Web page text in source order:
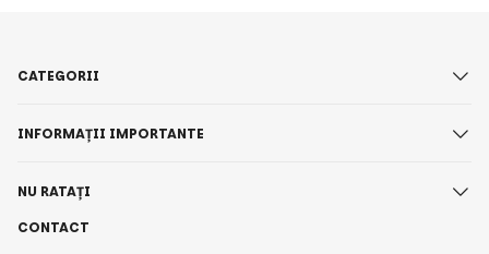
CONTACT
CATEGORII
INFORMAȚII IMPORTANTE
NU RATAȚI